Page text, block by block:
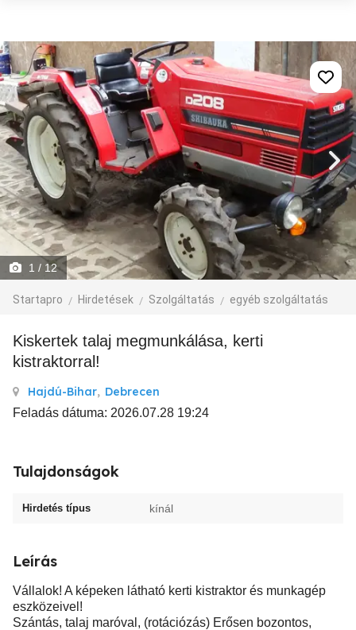
1 / 12
Startapro Hirdetések Szolgáltatás egyéb szolgáltatás
Kiskertek talaj megmunkálása, kerti
kistraktorral!
Hajdú-Bihar, Debrecen
Feladás dátuma: 2026.07.28 19:24
Tulajdonságok
Hirdetés típus kínál
Leírás
Vállalok! A képeken látható kerti kistraktor és munkagép
eszközeivel!
Szántás, talaj maróval, (rotációzás) Erősen bozontos,